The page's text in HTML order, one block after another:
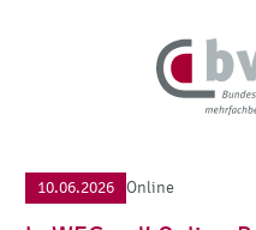
10.06.2026 Online